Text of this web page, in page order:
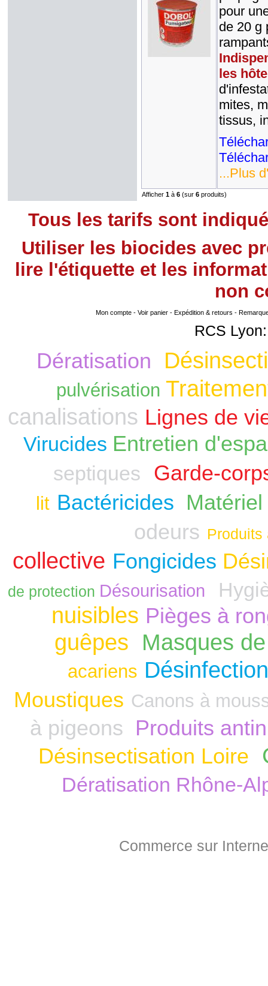
pour
de 20 g
les
mites,
tissus,
...Plus
Afficher 1 à 6 (sur 6 produits)
Tous les tarifs sont
Utiliser les biocides avec
lire l'étiquette et les
non
Mon compte- Voir panier- Expédition & retours -
RCS
Dératisation
pulvérisation
canalisations Lignes de
Virucides Entretien
septiques Garde-
lit Bactéricides
odeurs Produits
collective Fongicides
de protection Désourisation
nuisibles Pièges à
guêpes Masques
acariens
Moustiques Canons à
à pigeons Produits
Désinsectisation Loire
Dératisation Rhône-
Commerce sur